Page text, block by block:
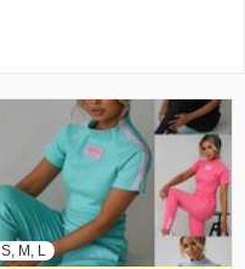
S, M, L